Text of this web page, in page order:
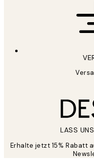
LASS
Erhalte jetzt 15% Rabatt